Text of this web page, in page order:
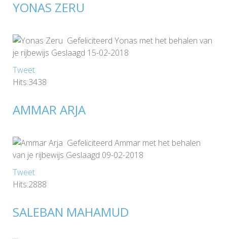
YONAS ZERU
Gefeliciteerd Yonas met het behalen van
je rijbewijs Geslaagd 15-02-2018
Tweet
Hits:3438
AMMAR ARJA
Gefeliciteerd Ammar met het behalen
van je rijbewijs Geslaagd 09-02-2018
Tweet
Hits:2888
SALEBAN MAHAMUD